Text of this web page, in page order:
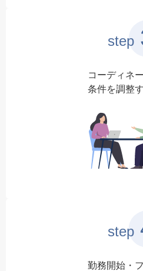
step
コーディネ
条件を調整
step
勤務開始・